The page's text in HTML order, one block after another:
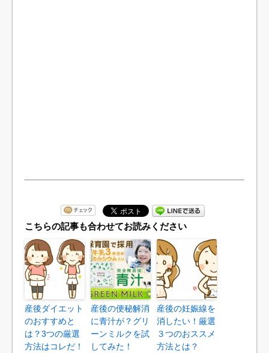
こちらの記事も合わせてお読みください
産後ダイエット
のおすすめと
は？3つの厳選
方法はコレだ！
産後の便秘解消
に青汁が？グリ
ーンミルクを試
してみた！
産後の妊娠線を
消したい！厳選
３つのおススメ
方法とは？